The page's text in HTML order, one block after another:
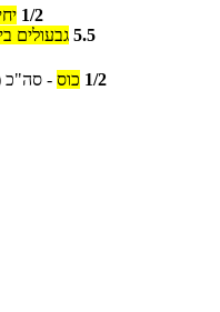
1/2
5.5 גבעולים
1/2 כוס - סה"כ